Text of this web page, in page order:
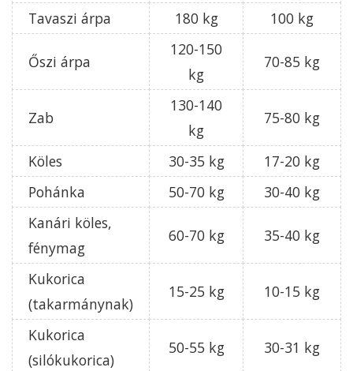
Tavaszi árpa
180 kg 100 kg
Őszi árpa
120-150
kg
70-85 kg
Zab
130-140
kg
75-80 kg
Köles 30-35 kg
17-20 kg
Pohánka
50-70 kg
30-40 kg
Kanári köles,
fénymag
60-70 kg 35-40 kg
Kukorica
(takarmánynak)
15-25 kg 10-15 kg
Kukorica
(silókukorica)
50-55 kg 30-31 kg